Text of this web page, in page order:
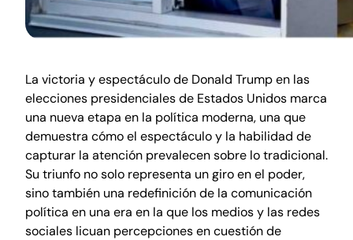
La victoria y espectáculo de Donald Trump en las
elecciones presidenciales de Estados Unidos marca
una nueva etapa en la política moderna, una que
demuestra cómo el espectáculo y la habilidad de
capturar la atención prevalecen sobre lo tradicional.
Su triunfo no solo representa un giro en el poder,
sino también una redefinición de la comunicación
política en una era en la que los medios y las redes
sociales licuan percepciones en cuestión de